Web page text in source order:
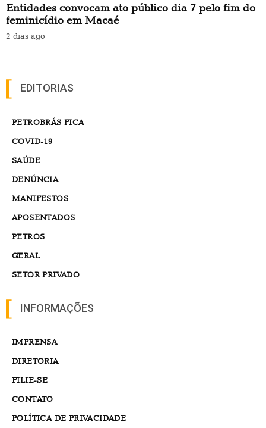
Entidades convocam ato público dia 7 pelo fim do
feminicídio em Macaé
2 dias ago
EDITORIAS
PETROBRÁS FICA
COVID-19
SAÚDE
DENÚNCIA
MANIFESTOS
APOSENTADOS
PETROS
GERAL
SETOR PRIVADO
INFORMAÇÕES
IMPRENSA
DIRETORIA
FILIE-SE
CONTATO
POLÍTICA DE PRIVACIDADE